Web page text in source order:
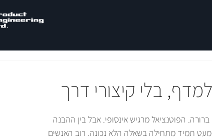
בלי קיצורי דרך
הפוטנציאל מרגיש אינסופי. אבל בין ההבנה
תמיד מתחילה בשאלה הלא נכונה. רוב האנשים